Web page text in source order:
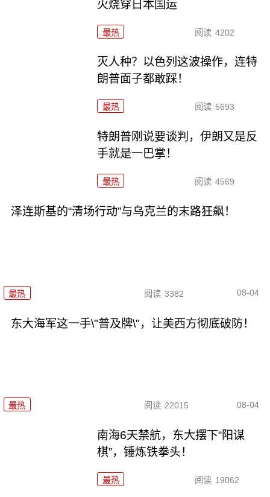
火烧穿日本国运
最热 阅读 4202
灭人种？以色列这波操作，连特
朗普面子都敢踩！
最热 阅读 5693
特朗普刚说要谈判，伊朗又是反
手就是一巴掌！
最热 阅读 4569
泽连斯基的“清场行动”与乌克兰的末路狂飙！
最热 阅读 3382 08-04
东大海军这一手\"普及牌\"，让美西方彻底破防！
最热 阅读 22015 08-04
南海6天禁航，东大摆下“阳谋
棋”，锤炼铁拳头！
最热 阅读 19062